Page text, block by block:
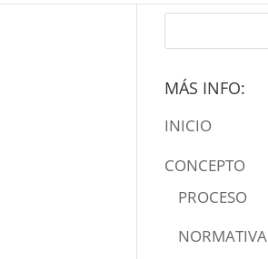
MÁS INFO:
INICIO
CONCEPTO
PROCESO
NORMATIVA